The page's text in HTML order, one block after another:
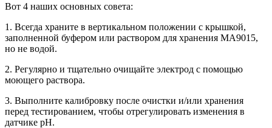
Вот 4 наших основных совета:
1. Всегда храните в вертикальном положении с крышкой,
заполненной буфером или раствором для хранения MA9015,
но не водой.
2. Регулярно и тщательно очищайте электрод с помощью
моющего раствора.
3. Выполните калибровку после очистки и/или хранения
перед тестированием, чтобы отрегулировать изменения в
датчике pH.